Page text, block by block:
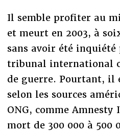
Il semble profiter au
et meurt en 2003, à
sans avoir été inquiété
tribunal international
de guerre. Pourtant, il
selon les sources
ONG, comme
mort de 300 000 à 500